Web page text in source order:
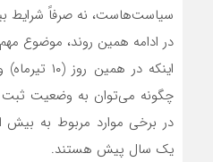
سیاست‌هاست، نه صرفاً شرایط
در ادامه همین روند، موضوع
اینکه در
چگونه می‌توان به وضعیت
یک سال پیش هستند.